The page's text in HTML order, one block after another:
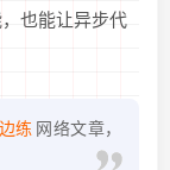
也能让异步代
练 网络文章，